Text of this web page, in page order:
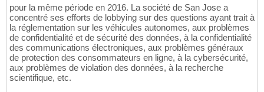
pour la même période en 2016. La société de San Jose a
concentré ses efforts de lobbying sur des questions ayant trait à
la réglementation sur les véhicules autonomes, aux problèmes
de confidentialité et de sécurité des données, à la confidentialité
des communications électroniques, aux problèmes généraux
de protection des consommateurs en ligne, à la cybersécurité,
aux problèmes de violation des données, à la recherche
scientifique, etc.